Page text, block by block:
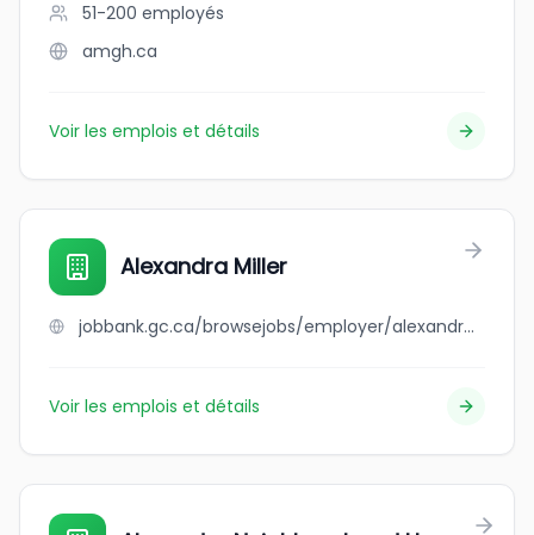
51-200 employés
amgh.ca
Voir les emplois et détails
Alexandra Miller
jobbank.gc.ca/browsejobs/employer/alexandra+miller/ca
Voir les emplois et détails